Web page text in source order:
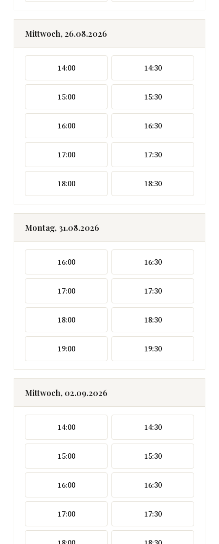
Mittwoch, 26.08.2026
14:00 14:30
15:00 15:30
16:00 16:30
17:00 17:30
18:00 18:30
Montag, 31.08.2026
16:00 16:30
17:00 17:30
18:00 18:30
19:00 19:30
Mittwoch, 02.09.2026
14:00 14:30
15:00 15:30
16:00 16:30
17:00 17:30